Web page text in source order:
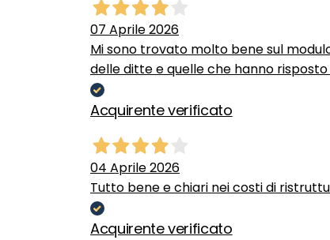
07 Aprile 2026
Mi sono trovato molto bene sul
delle ditte e quelle che hanno
Acquirente verificato
04 Aprile 2026
Tutto bene e chiari nei costi di
Acquirente verificato